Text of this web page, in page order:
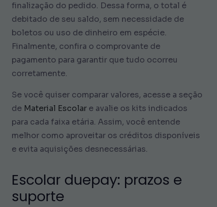
finalização do pedido. Dessa forma, o total é
debitado de seu saldo, sem necessidade de
boletos ou uso de dinheiro em espécie.
Finalmente, confira o comprovante de
pagamento para garantir que tudo ocorreu
corretamente.
Se você quiser comparar valores, acesse a seção
de Material Escolar e avalie os kits indicados
para cada faixa etária. Assim, você entende
melhor como aproveitar os créditos disponíveis
e evita aquisições desnecessárias.
Escolar duepay: prazos e
suporte